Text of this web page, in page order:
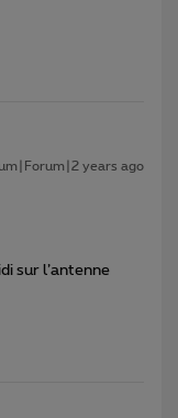
years ago
sur l’antenne